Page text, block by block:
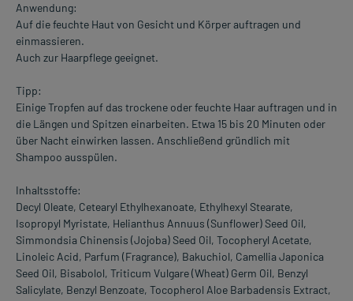
Anwendung:
Auf die feuchte Haut von Gesicht und Körper auftragen und
einmassieren.
Auch zur Haarpflege geeignet.
Tipp:
Einige Tropfen auf das trockene oder feuchte Haar auftragen und in
die Längen und Spitzen einarbeiten. Etwa 15 bis 20 Minuten oder
über Nacht einwirken lassen. Anschließend gründlich mit
Shampoo ausspülen.
Inhaltsstoffe:
Decyl Oleate, Cetearyl Ethylhexanoate, Ethylhexyl Stearate,
Isopropyl Myristate, Helianthus Annuus (Sunflower) Seed Oil,
Simmondsia Chinensis (Jojoba) Seed Oil, Tocopheryl Acetate,
Linoleic Acid, Parfum (Fragrance), Bakuchiol, Camellia Japonica
Seed Oil, Bisabolol, Triticum Vulgare (Wheat) Germ Oil, Benzyl
Salicylate, Benzyl Benzoate, Tocopherol Aloe Barbadensis Extract,